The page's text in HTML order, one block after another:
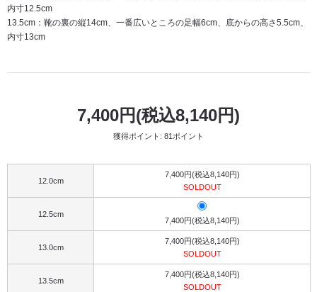
内寸12.5cm
13.5cm：靴の裏の縦14cm、一番広いところの足幅6cm、底からの高さ5.5cm、
内寸13cm
7,400円(税込8,140円)
獲得ポイント: 81ポイント
12.0cm
7,400円(税込8,140円)
SOLDOUT
12.5cm
7,400円(税込8,140円)
13.0cm
7,400円(税込8,140円)
SOLDOUT
13.5cm
7,400円(税込8,140円)
SOLDOUT